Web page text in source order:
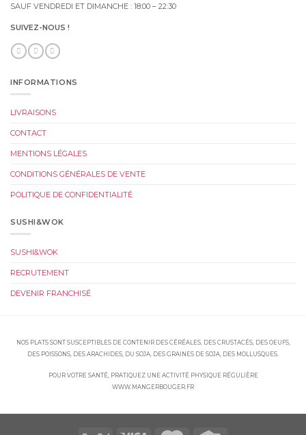
SAUF VENDREDI ET DIMANCHE : 18:00 – 22:30
SUIVEZ-NOUS !
INFORMATIONS
LIVRAISONS
CONTACT
MENTIONS LÉGALES
CONDITIONS GÉNÉRALES DE VENTE
POLITIQUE DE CONFIDENTIALITÉ
SUSHI&WOK
SUSHI&WOK
RECRUTEMENT
DEVENIR FRANCHISÉ
NOS PLATS SONT SUSCEPTIBLES DE CONTENIR DES CÉRÉALES, DES CRUSTACÉS, DES OEUFS,
DES POISSONS, DES ARACHIDES, DU SOJA, DES GRAINES DE SOJA, DES MOLLUSQUES.
POUR VOTRE SANTÉ, PRATIQUEZ UNE ACTIVITÉ PHYSIQUE RÉGULIÈRE
WWW.MANGERBOUGER.FR